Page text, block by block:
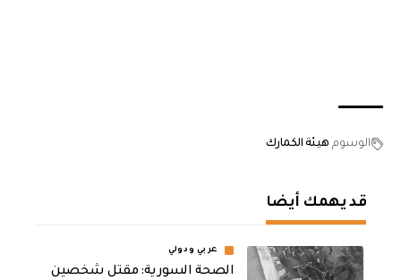
الوسوم هيئة الكمارك
قد يهمك أيضا
عربي ودولي
الصحة السورية: مقتل شخصين